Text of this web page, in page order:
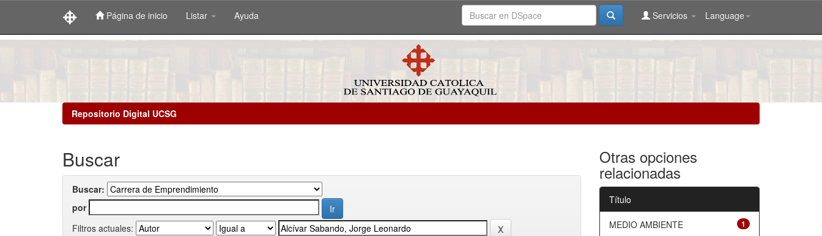
Página de inicio Listar Ayuda Language
Servicios
Repositorio Digital UCSG
Buscar
Buscar:
por
Filtros actuales:
Otras opciones
relacionadas
Título
1
MEDIO AMBIENTE